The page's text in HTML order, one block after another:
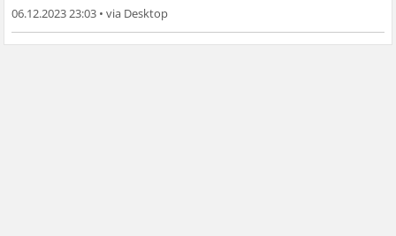
06.12.2023 23:03 •